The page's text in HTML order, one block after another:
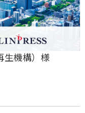
生機構）様